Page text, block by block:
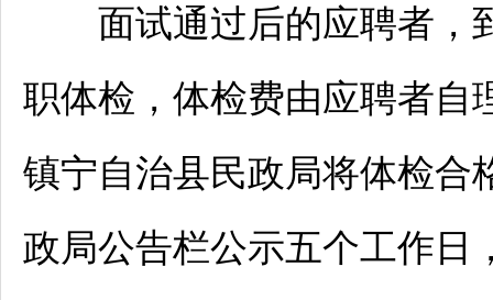
面试通过后的应聘者，
职体检，体检费由应聘者自
镇宁自治县民政局将体检合
政局公告栏公示五个工作日